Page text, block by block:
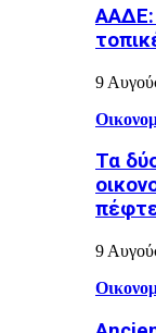
ΑΑΔΕ:
9
Τα
9